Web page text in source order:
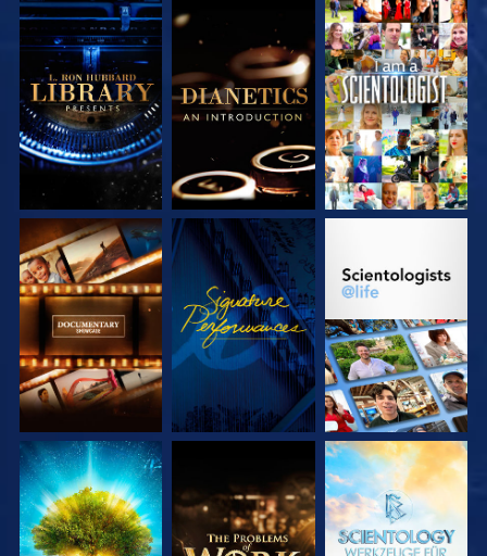
SERIE
ENTDECKEN
ENTDECKEN
ANSEHEN
SERIE
ENTDECKEN
ANSEHEN
SERIE
SERIE
ENTDECKEN
SERIE
ENTDECKEN
SERIE
ENTDECKEN